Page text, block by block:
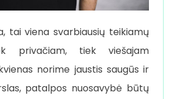
tai viena svarbiausių teikiamų
privačiam, tiek viešajam
norime jaustis saugūs ir
patalpos nuosavybė būtų